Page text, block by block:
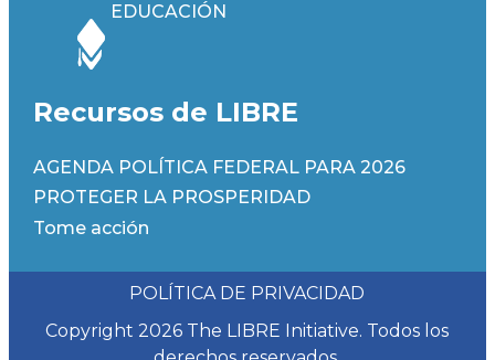
EDUCACIÓN
Recursos de LIBRE
AGENDA POLÍTICA FEDERAL PARA 2026
PROTEGER LA PROSPERIDAD
Tome acción
Copyright 2026 The LIBRE Initiative. Todos los
POLÍTICA DE PRIVACIDAD